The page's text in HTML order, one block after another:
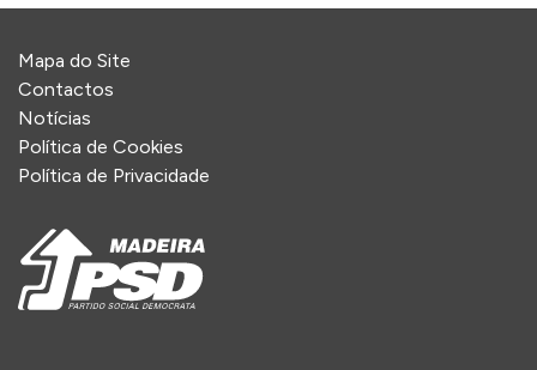
Mapa do Site
Contactos
Notícias
Política de Cookies
Política de Privacidade